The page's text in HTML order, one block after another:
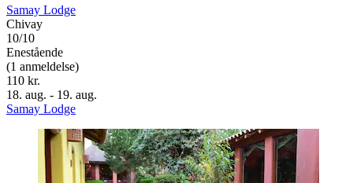
Samay Lodge
Chivay
10/10
Enestående
(1 anmeldelse)
110 kr.
18. aug. - 19. aug.
Samay Lodge